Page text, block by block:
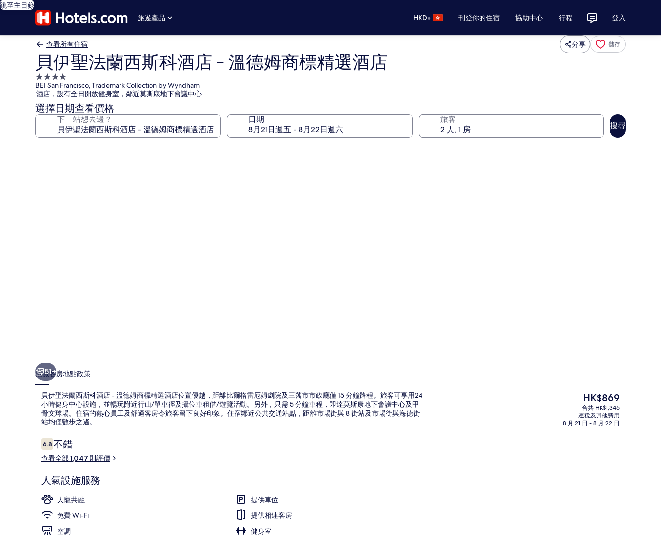
跳至主目錄
旅遊產品
HKD• 刊登你的住宿 協助中心 行程 登入
查看所有住宿 分享 儲存
貝伊聖法蘭西斯科酒店 - 溫德姆商標精選酒店
4.0
星
級
住
宿
BEI San Francisco, Trademark Collection by Wyndham
酒店，設有全日開放健身室，鄰近莫斯康地下會議中心
選擇日期查看價格
下一站想去邊？ 日期 旅客
搜尋
商
標
精
選
店
相
片
集
大堂
51+
概覽客房地點政策
貝伊聖法蘭西斯科酒店 - 溫德姆商標精選酒店位置優越，距離比爾格雷厄姆劇院及三藩市市政廳僅 15 分鐘路程。旅客可享用24
小時健身中心設施，並暢玩附近行山/單車徑及攝位車租借/遊覽活動。另外，只需 5 分鐘車程，即達莫斯康地下會議中心及甲
骨文球場。住宿的熱心員工及舒適客房令旅客留下良好印象。住宿鄰近公共交通站點，距離市場街與 8 街站及市場街與海德街
站均僅數步之遙。
評
價
6.86.8 分，滿分 10 分，
不錯
查看全部 1,047 則評價
人氣設施服務
人寵共融
提供車位
免費 Wi-Fi
提供相連客房
空調
健身室
現
價
HK$869
HK$869
合共 HK$1,346
連稅及其他費用
8 月 21 日 - 8 月 22 日